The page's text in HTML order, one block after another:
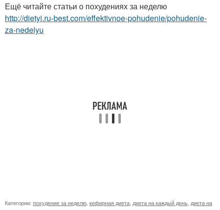
Ещё читайте статьи о похудениях за неделю
http://dietyi.ru-best.com/effektivnoe-pohudenie/pohudenie-
za-nedelyu
Категории: похудение за неделю кефирная диета диета на каждый день диета на